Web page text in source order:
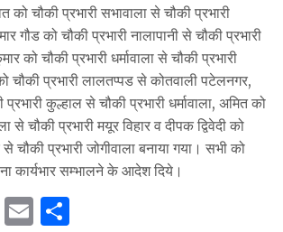
को चौकी प्रभारी सभावाला से चौकी प्रभारी
गौड को चौकी प्रभारी नालापानी से चौकी प्रभारी
को चौकी प्रभारी धर्मावाला से चौकी प्रभारी
चौकी प्रभारी लालतप्पड से कोतवाली पटेलनगर,
कुल्हाल से चौकी प्रभारी धर्मावाला, अमित को
से चौकी प्रभारी मयूर विहार व दीपक द्विवेदी को
चौकी प्रभारी जोगीवाला बनाया गया। सभी को
कार्यभार सम्भालने के आदेश दिये।
W E